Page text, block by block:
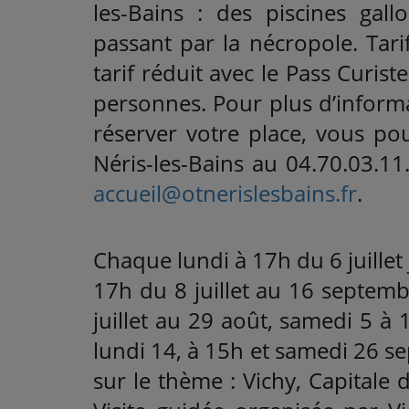
les-Bains : des piscines
passant par la nécropole.
tarif réduit avec le Pass
personnes. Pour plus
réserver votre place, vous
Néris-les-Bains au
accueil@otnerislesbains.fr.
Chaque lundi à 17h du 6
17h du 8 juillet au 16
juillet au 29 août, samedi 5 à
lundi 14, à 15h et samedi 26
sur le thème : Vichy, Capitale